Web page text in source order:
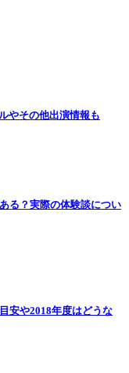
やその他出演情報も
る？実際の体験談につい
安や2018年度はどうな